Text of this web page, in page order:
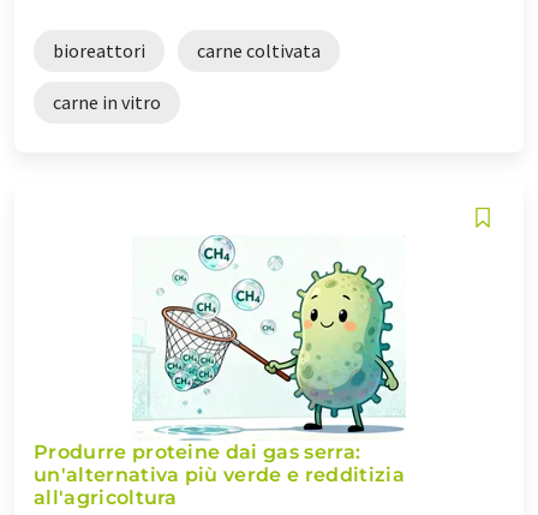
bioreattori carne coltivata
carne in vitro
Produrre proteine dai gas serra:
un'alternativa più verde e redditizia
all'agricoltura